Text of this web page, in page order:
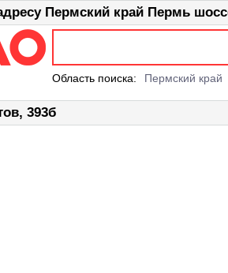
Пермский край Пермь
Область поиска: Пермский край
393б